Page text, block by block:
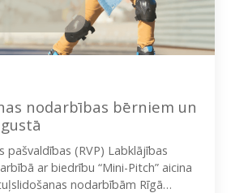
nodarbības bērniem un
pašvaldības (RVP) Labklājības
ar biedrību “Mini-Pitch” aicina
nodarbībām Rīgā